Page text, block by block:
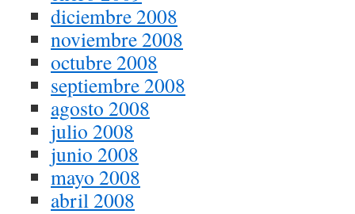
diciembre 2008
noviembre 2008
octubre 2008
septiembre 2008
agosto 2008
julio 2008
junio 2008
mayo 2008
abril 2008